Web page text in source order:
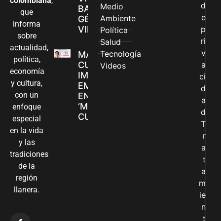
que
informa
sobre
actualidad,
política,
economía
y cultura,
con un
enfoque
especial
en la vida
y las
tradiciones
de la
región
llanera.
BASADAS EN
GÉNERO EN
VILLAVICENCIO
MADRES
CUIDADORAS
IMPULSAN SUS
EMPRENDIMIENTOS
EN LA FERIA
‘MANOS QUE
CUIDAN Y CREAN’
Medio
Ambiente
Política
Salud
Tecnología
Videos
d
e
p
ri
v
a
ci
d
a
d
T
r
a
t
a
m
ie
n
t